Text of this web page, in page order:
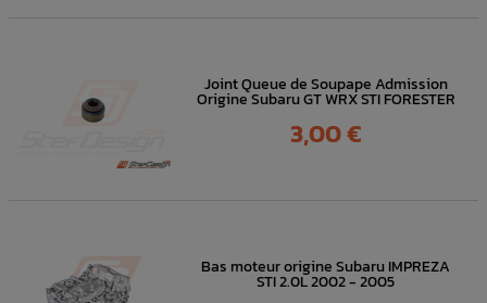
Joint Queue de Soupape Admission
Origine Subaru GT WRX STI FORESTER
Prix
3,00 €
Bas moteur origine Subaru IMPREZA
STI 2.0L 2002 - 2005